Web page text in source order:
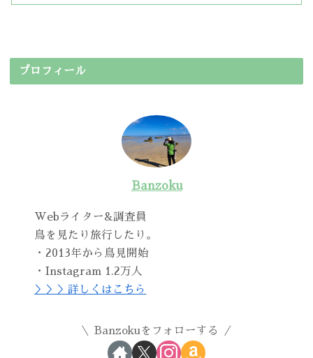
プロフィール
Banzoku
Webライター&調査員
鳥を見たり旅行したり。
・2013年から鳥見開始
・Instagram 1.2万人
＞＞＞詳しくはこちら
Banzokuをフォローする